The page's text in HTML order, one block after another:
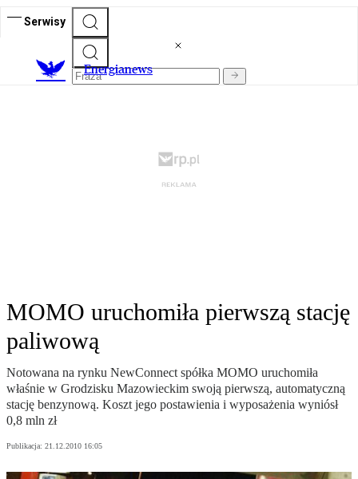
Serwisy
Energianews
MOMO uruchomiła pierwszą stację
paliwową
Notowana na rynku NewConnect spółka MOMO uruchomiła
właśnie w Grodzisku Mazowieckim swoją pierwszą, automatyczną
stację benzynową. Koszt jego postawienia i wyposażenia wyniósł
0,8 mln zł
Publikacja: 21.12.2010 16:05